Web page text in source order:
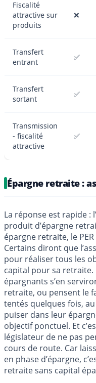
Fiscalité
attractive sur
produits
❌
Transfert
entrant
✅
Transfert
sortant
✅
Transmission
- fiscalité
attractive
✅
Épargne retraite :
La réponse est rapide :
produit d’épargne
épargne retraite, le
Certains diront que
pour réaliser tous les
capital pour sa retraite.
épargnants s’en
retraite, ou pensent le
tentés quelques fois,
puiser dans leur
objectif ponctuel. Et
législateur de ne pas
cours de route. Car
en phase d’épargne,
retraite sans capital